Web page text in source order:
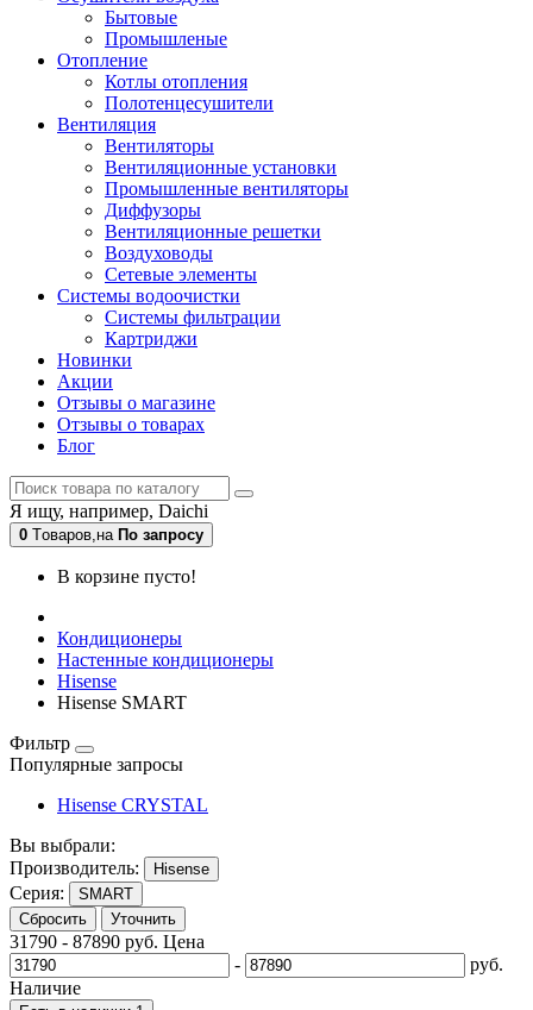
Бытовые
Промышленые
Отопление
Котлы отопления
Полотенцесушители
Вентиляция
Вентиляторы
Вентиляционные установки
Промышленные вентиляторы
Диффузоры
Вентиляционные решетки
Воздуховоды
Сетевые элементы
Системы водоочистки
Системы фильтрации
Картриджи
Новинки
Акции
Отзывы о магазине
Отзывы о товарах
Блог
Я ищу, например, Daichi
0 Tоваров,на По запросу
В корзине пусто!
Кондиционеры
Настенные кондиционеры
Hisense
Hisense SMART
Фильтр
Популярные запросы
Hisense CRYSTAL
Вы выбрали:
Производитель:
Hisense
Серия:
SMART
Сбросить
Уточнить
31790 - 87890 руб. Цена
-
руб.
Наличие